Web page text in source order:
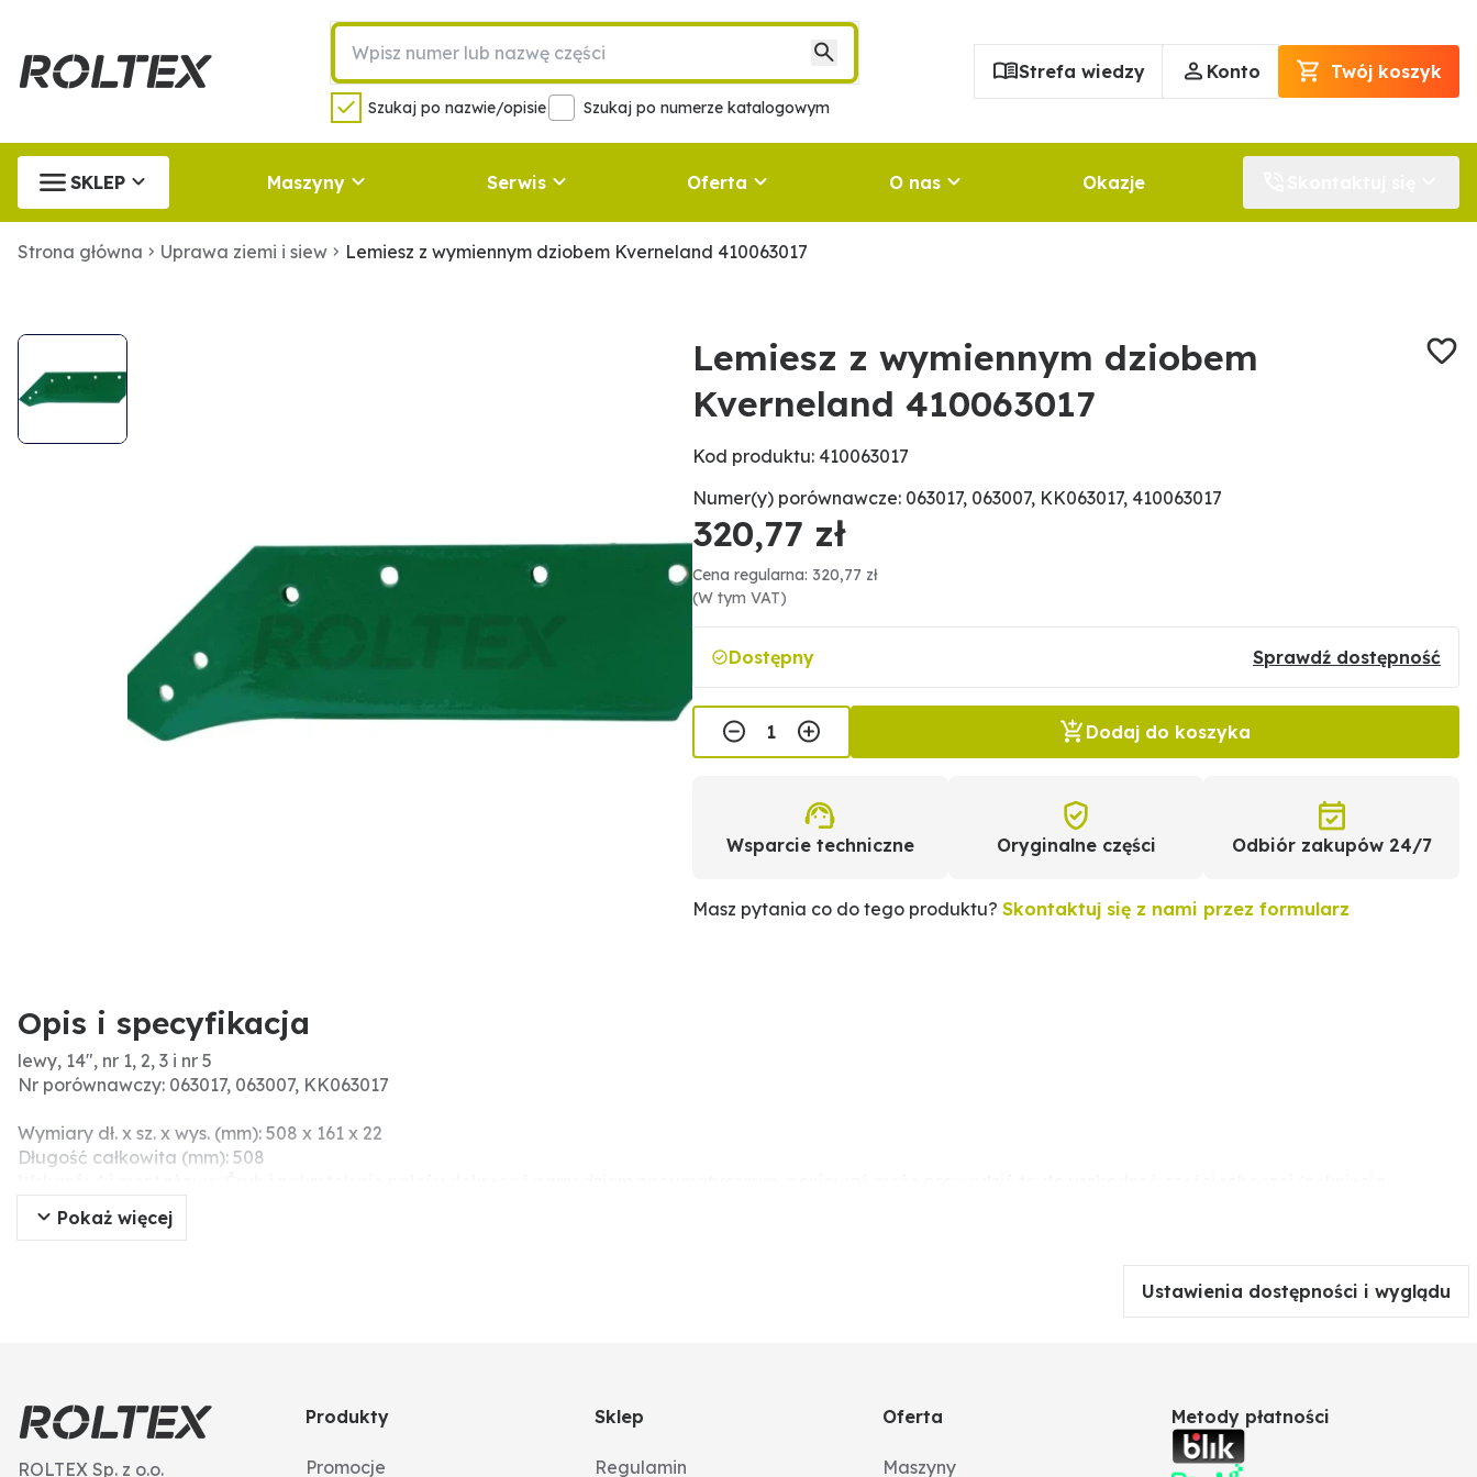
Szukaj po nazwie/opisie Szukaj po numerze katalogowym
Strefa wiedzy Konto Twój koszyk
SKLEP Maszyny Serwis Oferta O nas Okazje
Strona główna Uprawa ziemi i siew Lemiesz z wymiennym dziobem Kverneland 410063017
Lemiesz z wymiennym dziobem
Kverneland 410063017
Kod produktu: 410063017
Numer(y) porównawcze: 063017, 063007, KK063017, 410063017
320,77 zł
Cena regularna: 320,77 zł
(W tym VAT)
Dostępny Sprawdź dostępność
Dodaj do koszyka
Wsparcie techniczne Oryginalne części Odbiór zakupów 24/7
Masz pytania co do tego produktu?Skontaktuj się z nami przez formularz
Opis i specyfikacja
lewy, 14", nr 1, 2, 3 i nr 5
Nr porównawczy: 063017, 063007, KK063017
Wymiary dł. x sz. x wys. (mm): 508 x 161 x 22
Długość całkowita (mm): 508
związane z napięciem).
Pokaż więcej
Ustawienia dostępności i wyglądu
ROLTEX Sp. z o.o.
Produkty
Promocje
Sklep
Regulamin
Oferta
Maszyny
Metody płatności